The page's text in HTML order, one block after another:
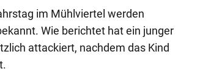
im Mühlviertel werden
Wie berichtet hat ein junger
attackiert, nachdem das Kind